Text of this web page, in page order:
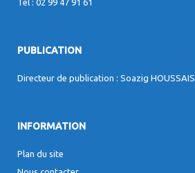
PUBLICATION
Directeur de publication : Soazig HOUSSAIS
INFORMATION
Plan du site